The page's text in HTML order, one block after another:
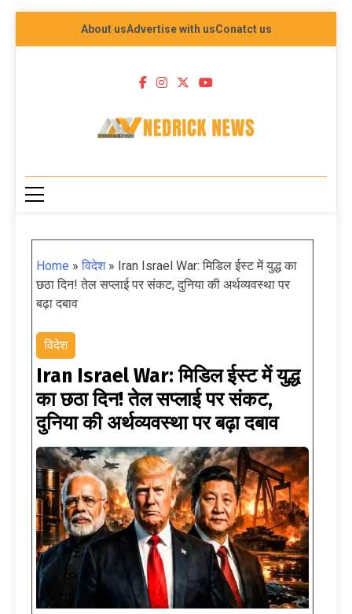
About usAdvertise with usConatct us
NEDRICK NEWS
Home »विदेश» Iran Israel War: मिडिल ईस्ट में युद्ध का
छठा दिन! तेल सप्लाई पर संकट, दुनिया की अर्थव्यवस्था पर
बढ़ा दबाव
विदेश
Iran Israel War: मिडिल ईस्ट में युद्ध
का छठा दिन! तेल सप्लाई पर संकट,
दुनिया की अर्थव्यवस्था पर बढ़ा दबाव